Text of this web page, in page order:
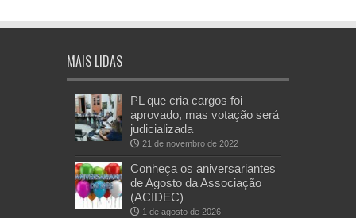
MAIS LIDAS
PL que cria cargos foi
aprovado, mas votação será
judicializada
21 de novembro de 2022
Conheça os aniversariantes
de Agosto da Associação
(ACIDEC)
1 de agosto de 2026